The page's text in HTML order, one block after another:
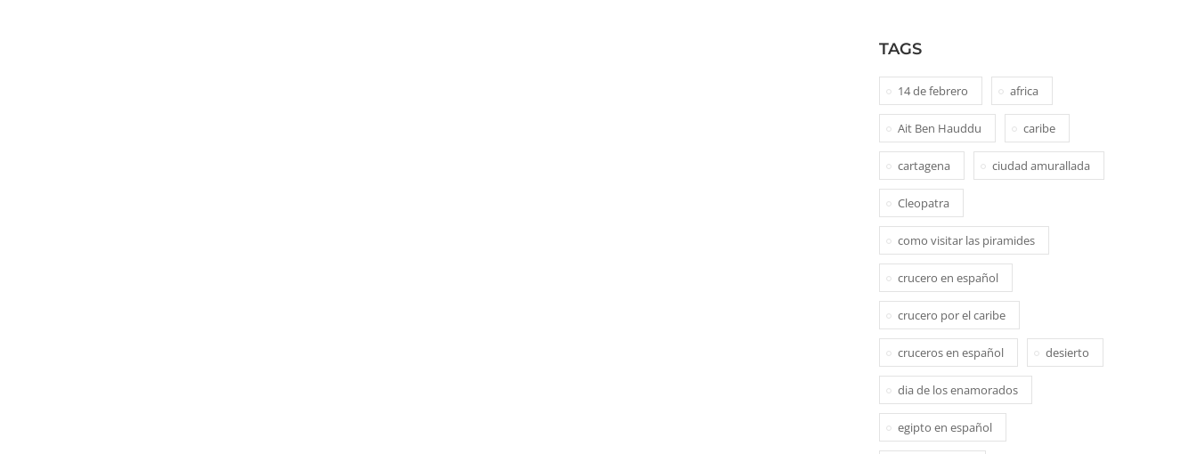
TAGS
14 de febrero africa
Ait Ben Hauddu caribe
cartagena ciudad amurallada
Cleopatra
como visitar las piramides
crucero en español
crucero por el caribe
cruceros en español desierto
dia de los enamorados
egipto en español